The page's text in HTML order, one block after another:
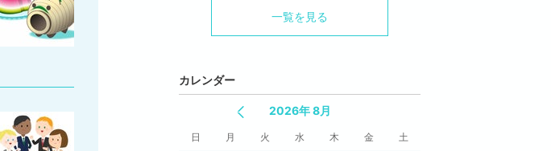
一覧を見る
カレンダー
2026年 8月
日 月 火 水 木 金 土